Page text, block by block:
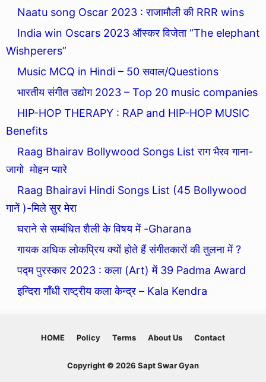
Naatu song Oscar 2023 : राजामौली की RRR wins
India win Oscars 2023 ऑस्कर विजेता “The elephant
Wishperers”
Music MCQ in Hindi – 50 सवाल/Questions
भारतीय संगीत उद्योग 2023 – Top 20 music companies
HIP-HOP THERAPY : RAP and HIP-HOP MUSIC
Benefits
Raag Bhairav Bollywood Songs List राग भैरव गाना-
जागो मोहन प्यारे
Raag Bhairavi Hindi Songs List (45 Bollywood
गानें )-मिले सुर मेरा
घराने से सम्बंधित शैली के विषय में -Gharana
गायक अधिक लोकप्रिय क्यों होते हैं संगीतकारों की तुलना में ?
पद्म पुरस्कार 2023 : कला (Art) में 39 Padma Award
इन्दिरा गाँधी राष्ट्रीय कला केन्द्र – Kala Kendra
HOME Policy Terms About Us Contact
Copyright © 2026 Sapt Swar Gyan